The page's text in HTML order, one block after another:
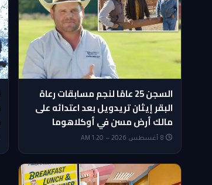
السجن 25 عامًا لنجم مسابقات رعاة
البقر إيثان تريدويل بعد اعتدائه على
مالك أرض مسن في أوكلاهوما